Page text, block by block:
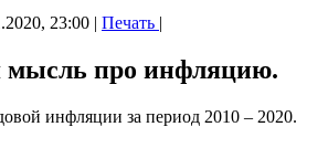
23:00 | Печать |
про инфляцию.
инфляции за период 2010 – 2020.